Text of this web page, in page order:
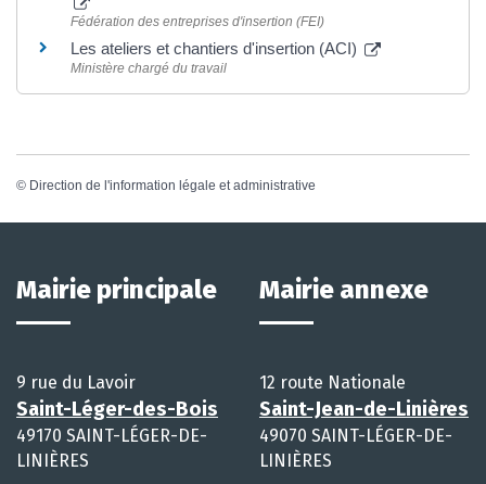
Fédération des entreprises d'insertion (FEI)
Les ateliers et chantiers d'insertion (ACI)
Ministère chargé du travail
© Direction de l'information légale et administrative
Mairie principale
9 rue du Lavoir
Saint-Léger-des-Bois
49170 SAINT-LÉGER-DE-
LINIÈRES
Mairie annexe
12 route Nationale
Saint-Jean-de-Linières
49070 SAINT-LÉGER-DE-
LINIÈRES